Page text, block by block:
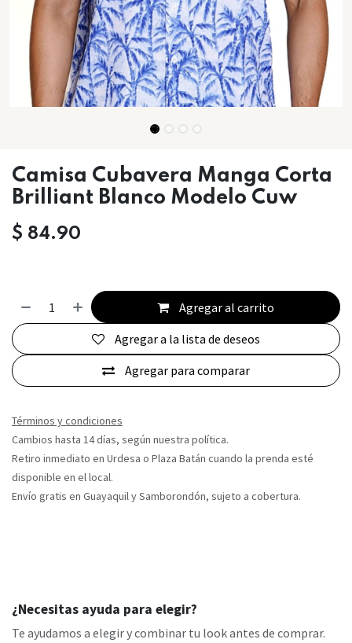
Camisa Cubavera Manga Corta
Brilliant Blanco Modelo Cuw
$ 84.90
Agregar al carrito
Agregar para comparar
Agregar a la lista de deseos
Términos y condiciones
Cambios hasta 14 días, según nuestra política.
Retiro inmediato en Urdesa o Plaza Batán cuando la prenda esté
disponible en el local.
Envío gratis en Guayaquil y Samborondón, sujeto a cobertura.
¿Necesitas ayuda para elegir?
Te ayudamos a elegir y combinar tu look antes de comprar.